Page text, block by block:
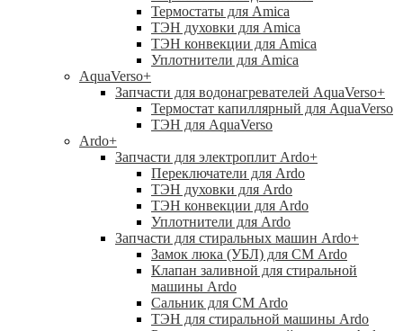
Термостаты для Amica
ТЭН духовки для Amica
ТЭН конвекции для Amica
Уплотнители для Amica
AquaVerso+
Запчасти для водонагревателей AquaVerso+
Термостат капиллярный для AquaVerso
ТЭН для AquaVerso
Ardo+
Запчасти для электроплит Ardo+
Переключатели для Ardo
ТЭН духовки для Ardo
ТЭН конвекции для Ardo
Уплотнители для Ardo
Запчасти для стиральных машин Ardo+
Замок люка (УБЛ) для СМ Ardo
Клапан заливной для стиральной
машины Ardo
Сальник для СМ Ardo
ТЭН для стиральной машины Ardo